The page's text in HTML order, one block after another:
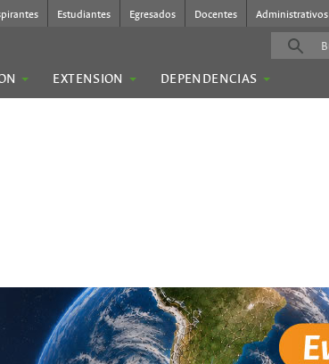
Estudiantes Egresados Docentes Administrativos
EXTENSION DEPENDENCIAS